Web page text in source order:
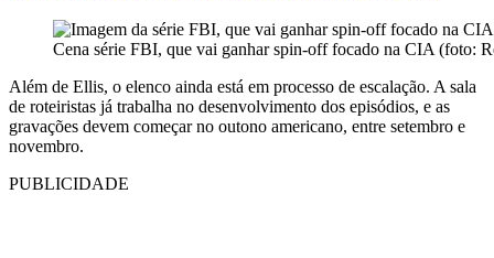
Cena série FBI, que vai ganhar spin-off focado na CIA (foto:
Além de Ellis, o elenco ainda está em processo de escalação. A sala
de roteiristas já trabalha no desenvolvimento dos episódios, e as
gravações devem começar no outono americano, entre setembro e
novembro.
PUBLICIDADE